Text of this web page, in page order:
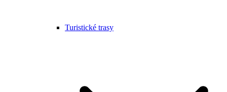
Turistické trasy